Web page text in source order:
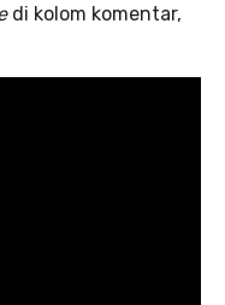
di kolom komentar,